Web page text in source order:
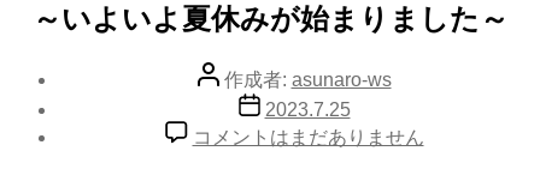
ゴ
リ
～いよいよ夏休みが始まりました～
投 作成者: asunaro-ws
投
稿
2023.7.25
～
コメントはまだありません